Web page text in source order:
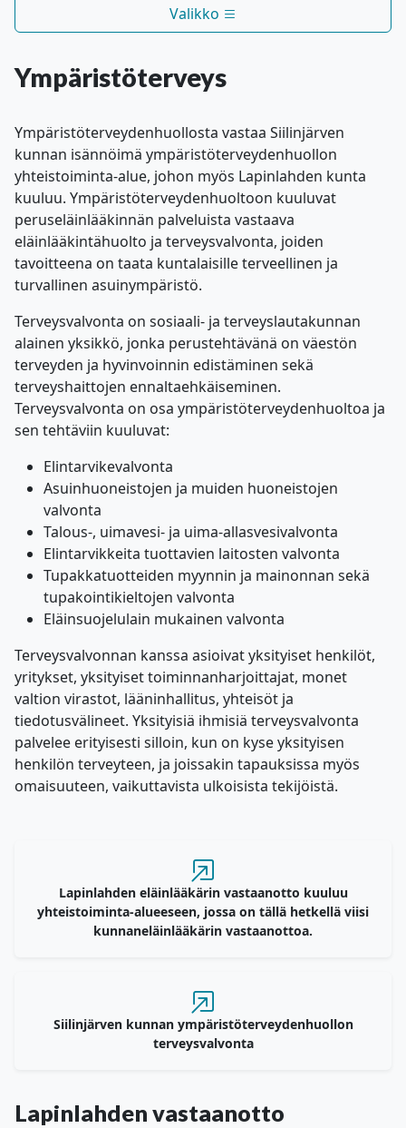
Valikko
Ympäristöterveys
Ympäristöterveydenhuollosta vastaa Siilinjärven
kunnan isännöimä ympäristöterveydenhuollon
yhteistoiminta-alue, johon myös Lapinlahden kunta
kuuluu. Ympäristöterveydenhuoltoon kuuluvat
peruseläinlääkinnän palveluista vastaava
eläinlääkintähuolto ja terveysvalvonta, joiden
tavoitteena on taata kuntalaisille terveellinen ja
turvallinen asuinympäristö.
Terveysvalvonta on sosiaali- ja terveyslautakunnan
alainen yksikkö, jonka perustehtävänä on väestön
terveyden ja hyvinvoinnin edistäminen sekä
terveyshaittojen ennaltaehkäiseminen.
Terveysvalvonta on osa ympäristöterveydenhuoltoa ja
sen tehtäviin kuuluvat:
Elintarvikevalvonta
Asuinhuoneistojen ja muiden huoneistojen
valvonta
Talous-, uimavesi- ja uima-allasvesivalvonta
Elintarvikkeita tuottavien laitosten valvonta
Tupakkatuotteiden myynnin ja mainonnan sekä
tupakointikieltojen valvonta
Eläinsuojelulain mukainen valvonta
Terveysvalvonnan kanssa asioivat yksityiset henkilöt,
yritykset, yksityiset toiminnanharjoittajat, monet
valtion virastot, lääninhallitus, yhteisöt ja
tiedotusvälineet. Yksityisiä ihmisiä terveysvalvonta
palvelee erityisesti silloin, kun on kyse yksityisen
henkilön terveyteen, ja joissakin tapauksissa myös
omaisuuteen, vaikuttavista ulkoisista tekijöistä.
Lapinlahden eläinlääkärin vastaanotto kuuluu
yhteistoiminta-alueeseen, jossa on tällä hetkellä viisi
kunnaneläinlääkärin vastaanottoa.
Siilinjärven kunnan ympäristöterveydenhuollon
terveysvalvonta
Lapinlahden vastaanotto